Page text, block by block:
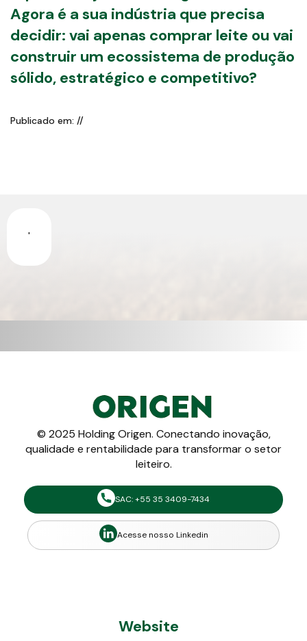
Agora é a sua indústria que precisa
decidir: vai apenas comprar leite ou vai
construir um ecossistema de produção
sólido, estratégico e competitivo?
Publicado em: //
'
© 2025 Holding Origen. Conectando inovação,
qualidade e rentabilidade para transformar o setor
leiteiro.
SAC: +55 35 3409-7434
Acesse nosso Linkedin
Website